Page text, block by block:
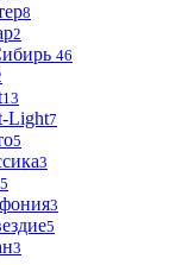
8
2
46
13
Light7
5
3
5
3
5
3